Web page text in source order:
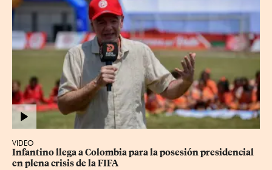
VIDEO
Infantino llega a Colombia para la posesión presidencial
en plena crisis de la FIFA